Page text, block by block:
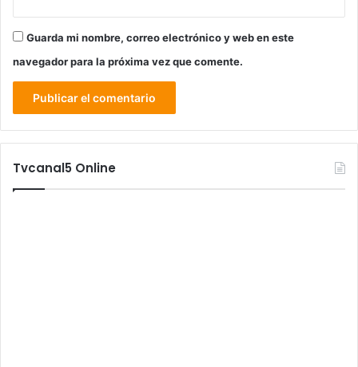
Guarda mi nombre, correo electrónico y web en este
navegador para la próxima vez que comente.
Tvcanal5 Online